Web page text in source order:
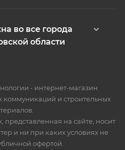
во все города
области
- интернет-магазин
и строительных
на сайте, носит
и ни при каких условиях не
офертой.